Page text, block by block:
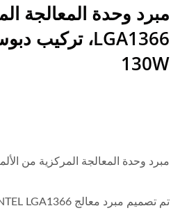
130W
مبرد وحدة المعالجة المركزية من